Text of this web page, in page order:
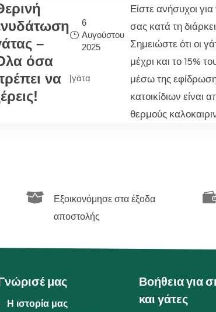
–
όσα
να
6
Αυγούστου
2025
|γάτα
Είστε ανήσυχοι
σας κατά τη
Σημειώστε ότι οι
μέχρι και το 15%
μέσω της
κατοικίδιων είναι
θερμούς

Εξοικονόμησε στα έξοδα
αποστολής

μας
Η ιστορία μας
Βοήθεια για
και γάτες